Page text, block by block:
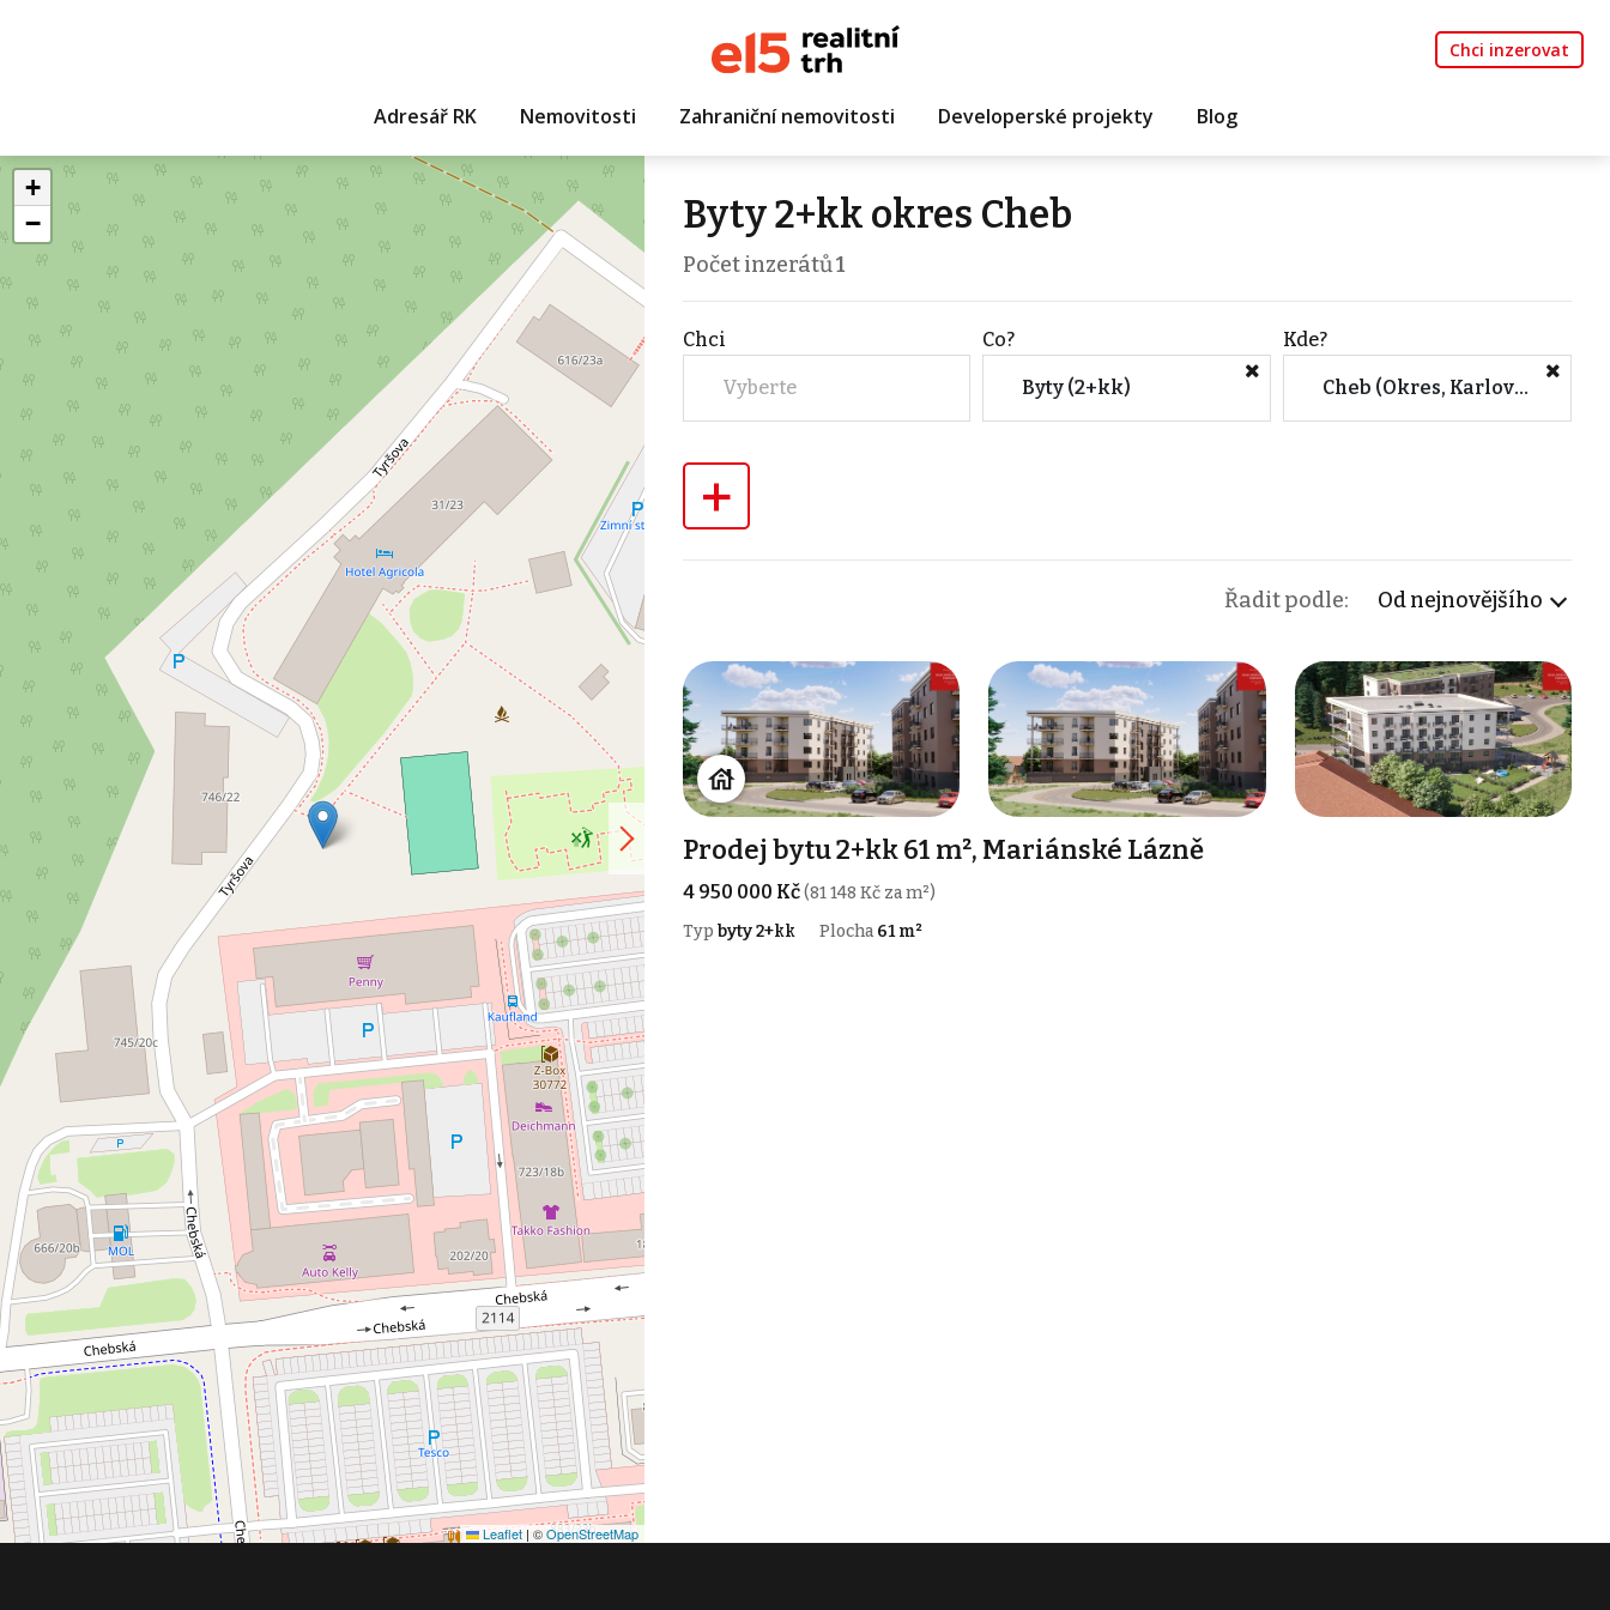
Chci inzerovat
Adresář RK Nemovitosti Zahraniční nemovitosti Developerské projekty Blog
+
−
Leaflet | ©OpenStreetMap
Byty 2+kk okres Cheb
Počet inzerátů1
Chci
Vyberte
Co?
Byty (2+kk)
Kde?
Cheb (Okres, Karlovarský kraj)
+
Řadit podle: Od nejnovějšího
Prodej bytu 2+kk 61 m², Mariánské Lázně
4 950 000 Kč(81 148 Kč za m²)
Typ byty 2+kk Plocha 61 m²